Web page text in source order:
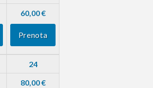
60,00 €
Prenota
24
80,00 €